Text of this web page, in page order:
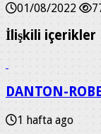
01/08/2022
İlişkili içerikler
DANTON-
1 hafta ago